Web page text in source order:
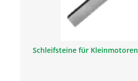
Schleifsteine für Kleinmotoren